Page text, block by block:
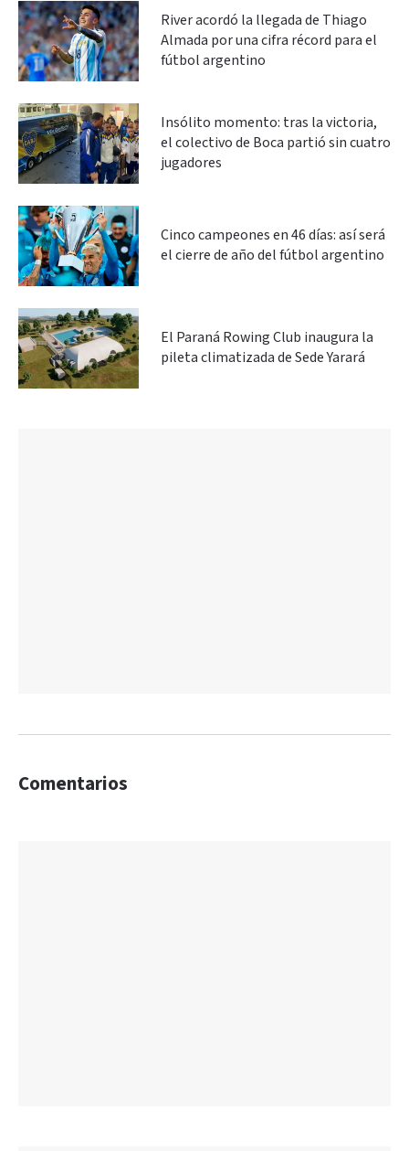
River acordó la llegada de Thiago
Almada por una cifra récord para el
fútbol argentino
Insólito momento: tras la victoria,
el colectivo de Boca partió sin cuatro
jugadores
Cinco campeones en 46 días: así será
el cierre de año del fútbol argentino
El Paraná Rowing Club inaugura la
pileta climatizada de Sede Yarará
Comentarios